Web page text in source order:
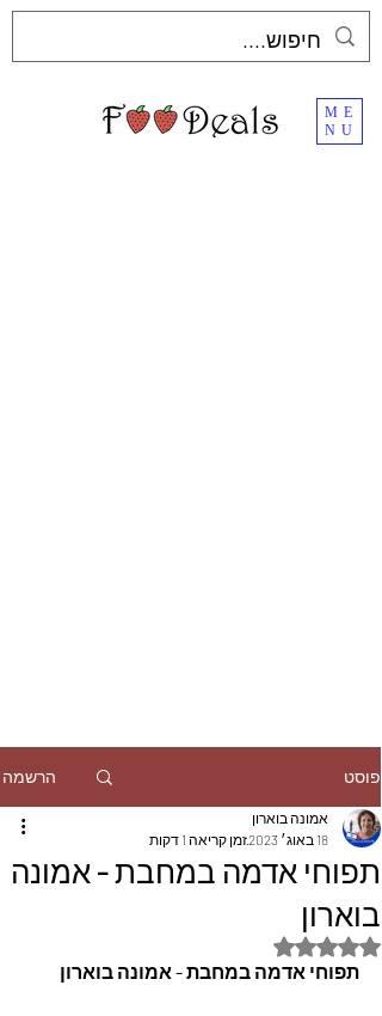
ME
NU
פוסט הרשמה
תפוחי אדמה במחבת - אמונה
בוארון
אמונה בוארון
18 באוג׳ 2023
זמן קריאה 1 דקות
דירוג של NaN מתוך 5 כוכבים
תפוחי אדמה במחבת - אמונה בוארון